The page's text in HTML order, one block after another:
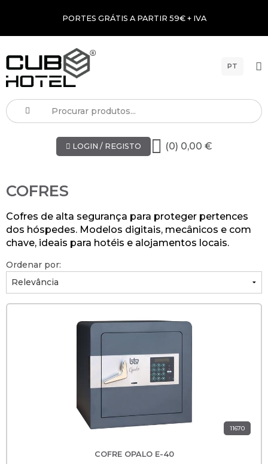
PORTES GRÁTIS A PARTIR 59€ + IVA
PT
LOGIN / REGISTO (0) 0,00 €
COFRES
Cofres de alta segurança para proteger pertences
dos hóspedes. Modelos digitais, mecânicos e com
chave, ideais para hotéis e alojamentos locais.
Ordenar por:
11670
COFRE OPALO E-40